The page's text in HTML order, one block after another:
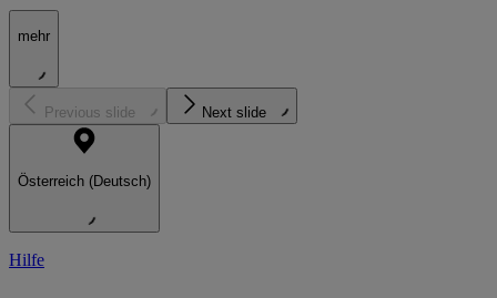
mehr
Previous slide Next slide
Österreich (Deutsch)
Hilfe